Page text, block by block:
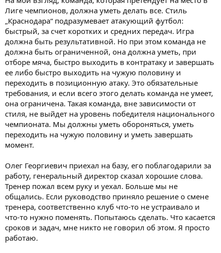
Лиге чемпионов, должна уметь делать все. Стиль
„Краснодара“ подразумевает атакующий футбол:
быстрый, за счет коротких и средних передач. Игра
должна быть результативной. Но при этом команда не
должна быть ограниченной, она должна уметь, при
отборе мяча, быстро выходить в контратаку и завершать
ее либо быстро выходить на чужую половину и
переходить в позиционную атаку. Это обязательные
требования, и если всего этого делать команда не умеет,
она ограничена. Такая команда, вне зависимости от
стиля, не выйдет на уровень победителя национального
чемпионата. Мы должны уметь обороняться, уметь
переходить на чужую половину и уметь завершать
момент.
Олег Георгиевич приехал на базу, его поблагодарили за
работу, генеральный директор сказал хорошие слова.
Тренер пожал всем руку и уехал. Больше мы не
общались. Если руководство приняло решение о смене
тренера, соответственно клуб что-то не устраивало и
что-то нужно поменять. Попытаюсь сделать. Что касается
сроков и задач, мне никто не говорил об этом. Я просто
работаю.